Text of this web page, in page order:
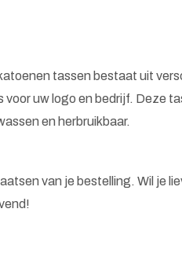
tassen bestaat uit
uw logo en bedrijf. Deze
en herbruikbaar.
van je bestelling. Wil je